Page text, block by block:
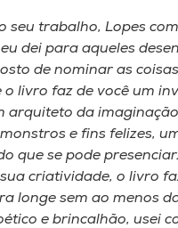
seu trabalho, Lopes
dei para aqueles
de nominar as
livro faz de você um
arquiteto da
e fins felizes,
que se pode
criatividade, o livro
longe sem ao menos
e brincalhão, usei